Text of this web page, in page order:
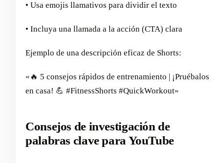
• Usa emojis llamativos para dividir el texto
• Incluya una llamada a la acción (CTA) clara
Ejemplo de una descripción eficaz de Shorts:
«🔥 5 consejos rápidos de entrenamiento | ¡Pruébalos
en casa! 💪 #FitnessShorts #QuickWorkout»
Consejos de investigación de
palabras clave para YouTube